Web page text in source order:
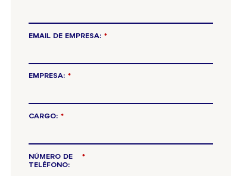
*
EMAIL DE EMPRESA:
*
EMPRESA:
*
CARGO:
*
NÚMERO DE
TELÉFONO: